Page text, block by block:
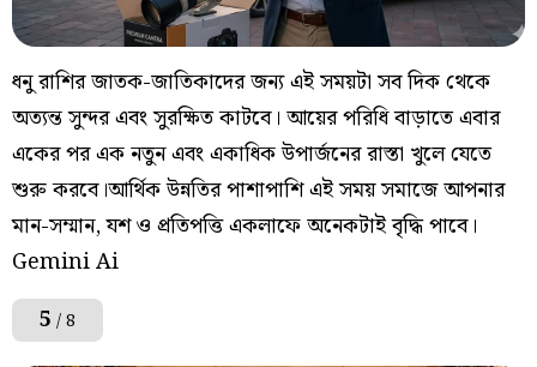
ধনু রাশির জাতক-জাতিকাদের জন্য এই সময়টা সব দিক থেকে
অত্যন্ত সুন্দর এবং সুরক্ষিত কাটবে। আয়ের পরিধি বাড়াতে এবার
একের পর এক নতুন এবং একাধিক উপার্জনের রাস্তা খুলে যেতে
শুরু করবে।আর্থিক উন্নতির পাশাপাশি এই সময় সমাজে আপনার
মান-সম্মান, যশ ও প্রতিপত্তি একলাফে অনেকটাই বৃদ্ধি পাবে।
Gemini Ai
5 / 8